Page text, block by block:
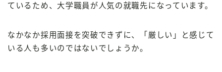
ているため、大学職員が人気の就職先になっています。
なかなか採用面接を突破できずに、「厳しい」と感じて
いる人も多いのではないでしょうか。